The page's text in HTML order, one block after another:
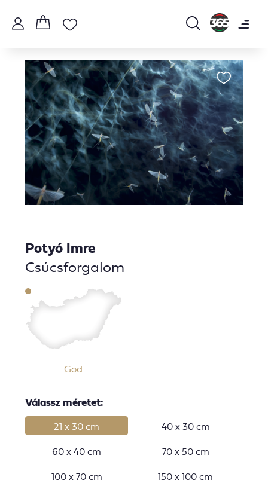
Potyó Imre
Csúcsforgalom
Göd
Válassz méretet:
21 x 30 cm
40 x 30 cm
60 x 40 cm
70 x 50 cm
100 x 70 cm
150 x 100 cm